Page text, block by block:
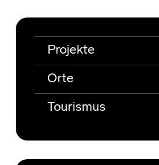
Projekte
Orte
Tourismus